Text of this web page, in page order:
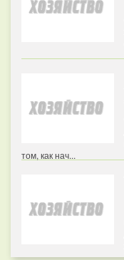
том, как нач...